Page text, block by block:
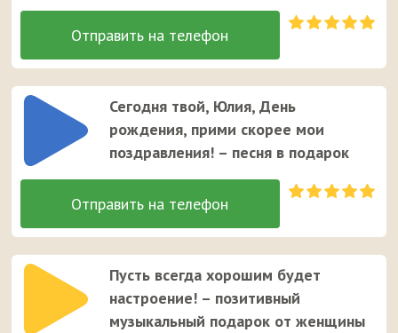
Сегодня твой, Юлия, День
рождения, прими скорее мои
поздравления! – песня в подарок
Пусть всегда хорошим будет
настроение! – позитивный
музыкальный подарок от женщины